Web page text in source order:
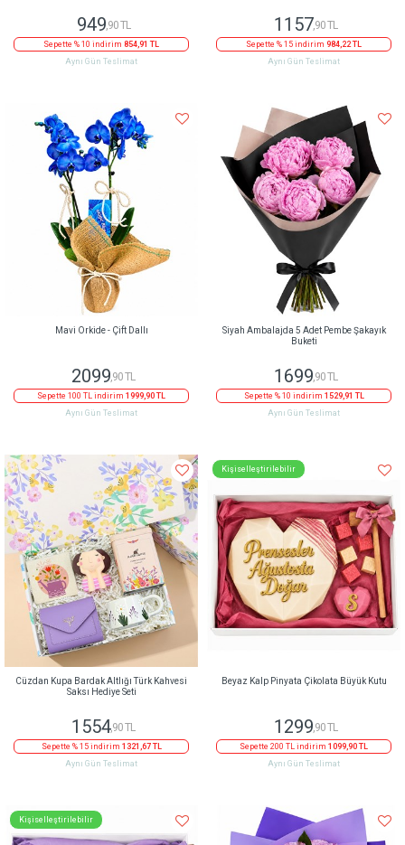
949,90 TL
Sepette % 10 indirim 854,91 TL
Aynı Gün Teslimat
1157,90 TL
Sepette % 15 indirim 984,22 TL
Aynı Gün Teslimat
Mavi Orkide - Çift Dallı
2099,90 TL
Sepette 100 TL indirim 1999,90 TL
Aynı Gün Teslimat
Siyah Ambalajda 5 Adet Pembe Şakayık
Buketi
1699,90 TL
Sepette % 10 indirim 1529,91 TL
Aynı Gün Teslimat
Cüzdan Kupa Bardak Altlığı Türk Kahvesi
Saksı Hediye Seti
1554,90 TL
Sepette % 15 indirim 1321,67 TL
Aynı Gün Teslimat
Kişiselleştirilebilir
Beyaz Kalp Pinyata Çikolata Büyük Kutu
1299,90 TL
Sepette 200 TL indirim 1099,90 TL
Aynı Gün Teslimat
Kişiselleştirilebilir